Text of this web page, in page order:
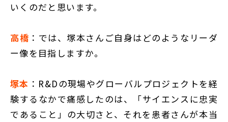
いくのだと思います。
高橋 ：では、塚本さんご自身はどのようなリーダ
ー像を目指しますか。
塚本 ：R&Dの現場やグローバルプロジェクトを経
験するなかで痛感したのは、「サイエンスに忠実
であること」の大切さと、それを患者さんが本当